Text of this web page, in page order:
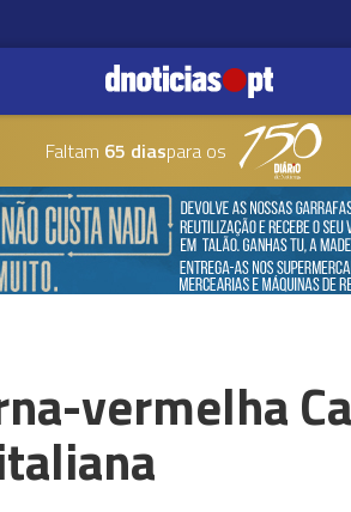
Faltam 65 diaspara os
vermelha